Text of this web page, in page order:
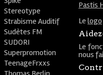
Pastis
Le logo
Le
nous
Stereotype
Strabisme Auditif
Sudètes FM
SUDORI
Superpromotion
TeenageFrxxs